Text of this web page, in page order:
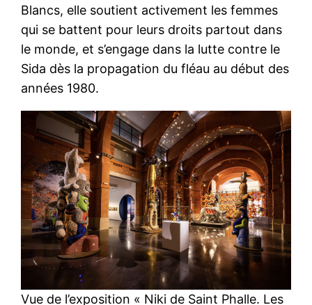
Blancs, elle soutient activement les femmes
qui se battent pour leurs droits partout dans
le monde, et s’engage dans la lutte contre le
Sida dès la propagation du fléau au début des
années 1980.
Vue de l’exposition « Niki de Saint Phalle. Les